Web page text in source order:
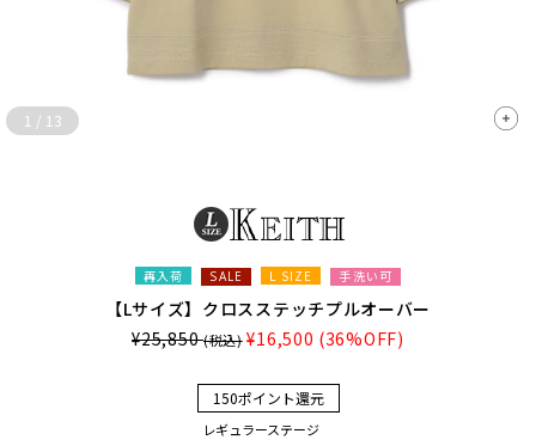
1 / 13
再入荷 SALE L SIZE 手洗い可
【Lサイズ】クロスステッチプルオーバー
¥25,850(税込) ¥16,500 (36%OFF)
150ポイント還元
レギュラーステージ